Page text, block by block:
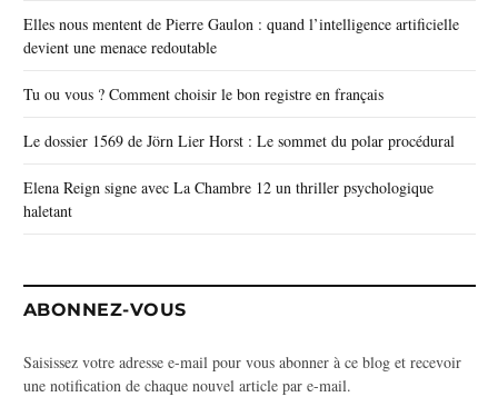
Elles nous mentent de Pierre Gaulon : quand l’intelligence artificielle
devient une menace redoutable
Tu ou vous ? Comment choisir le bon registre en français
Le dossier 1569 de Jörn Lier Horst : Le sommet du polar procédural
Elena Reign signe avec La Chambre 12 un thriller psychologique
haletant
ABONNEZ-VOUS
Saisissez votre adresse e-mail pour vous abonner à ce blog et recevoir
une notification de chaque nouvel article par e-mail.